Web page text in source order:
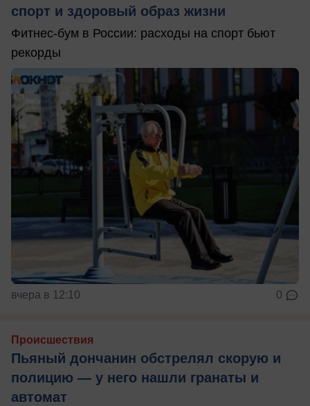
спорт и здоровый образ жизни
Фитнес-бум в России: расходы на спорт бьют
рекорды
вчера в 12:10 0
Происшествия
Пьяный дончанин обстрелял скорую и
полицию — у него нашли гранаты и
автомат